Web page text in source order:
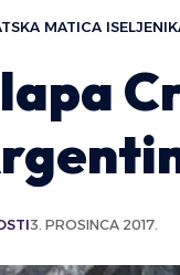
MATICA
3. PROSINCA 2017.